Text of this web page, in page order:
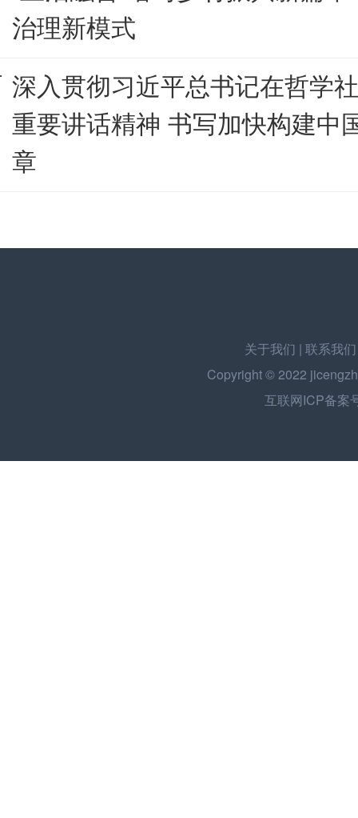
治理新模式
深入贯彻习近平总书记在哲学
重要讲话精神 书写加快构建中
章
关于我们 | 联系我们
Copyright © 2022
互联网ICP备案